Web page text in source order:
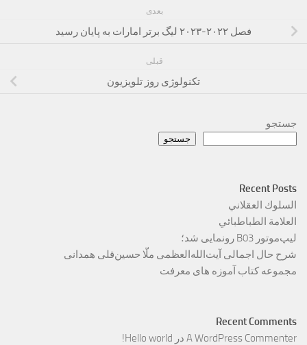
بعدی
فصل ۲۰۲۲-۲۰۲۳ لیگ برتر امارات به پایان رسید
قبلی
تکنولوژی روز تلویزیون
جستجو
جستجو
Recent Posts
السلوك العقلاني
العلامة الطباطبائي
لیپ‌موتور B03 رونمایی شد؛
شرح حال اجمالی آیت‌الله‌العظمی ملّا حسین‌قلی همدانی
مجموعه کتاب آموزه های معرفت
Recent Comments
A WordPress Commenter در Hello world!